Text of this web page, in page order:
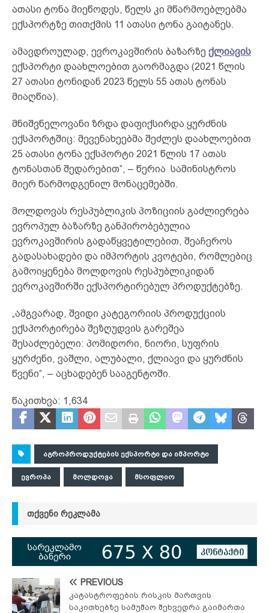
ათასი ტონა მიეწოდეს, წელს კი მწარმოებლებმა
ექსპორტზე თითქმის 11 ათასი ტონა გაიტანეს.
ამავდროულად, ევროკავშირის ბაზარზე ქლიავის
ექსპორტი დაახლოებით გაორმაგდა (2021 წლის
27 ათასი ტონიდან 2023 წელს 55 ათას ტონას
მიაღწია).
მნიშვნელოვანი ზრდა დაფიქსირდა ყურძნის
ექსპორტშიც: მევენახეებმა შეძლეს დაახლოებით
25 ათასი ტონა ექსპორტი 2021 წლის 17 ათას
ტონასთან შედარებით“, – წერია სამინისტროს
მიერ წარმოდგენილ მონაცემებში.
მოლდოვას რესპუბლიკის პოზიციის გაძლიერება
ევროპულ ბაზარზე განპირობებულია
ევროკავშირის გადაწყვეტილებით, შეაჩეროს
გადასახადები და იმპორტის კვოტები, რომლებიც
გამოიყენება მოლდოვის რესპუბლიკიდან
ევროკავშირში ექსპორტირებულ პროდუქტებზე.
„ამგვარად, შვიდი კატეგორიის პროდუქციის
ექსპორტირება შეზღუდვის გარეშეა
შესაძლებელი: პომიდორი, ნიორი, სუფრის
ყურძენი, ვაშლი, ალუბალი, ქლიავი და ყურძნის
წვენი“, – აცხადებენ სააგენტოში.
წაკითხვა: 1,634
ᲐᲒᲠᲝᲞᲠᲝᲓᲣᲥᲢᲔᲑᲘᲡ ᲔᲥᲡᲞᲝᲠᲢᲘ ᲓᲐ ᲘᲛᲞᲝᲠᲢᲘ
ᲔᲕᲠᲝᲞᲐ ᲛᲝᲚᲓᲝᲕᲐ ᲛᲡᲝᲤᲚᲘᲝ
ᲗᲥᲕᲔᲜᲘ ᲠᲔᲙᲚᲐᲛᲐ
PREVIOUS
კატასტროფების რისკის მართვის
საკითხებზე სამუშაო შეხვედრა გაიმართა